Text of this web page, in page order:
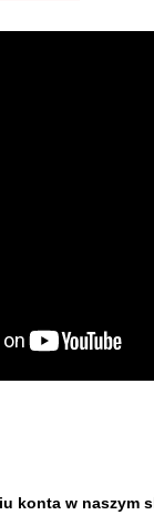
konta w naszym